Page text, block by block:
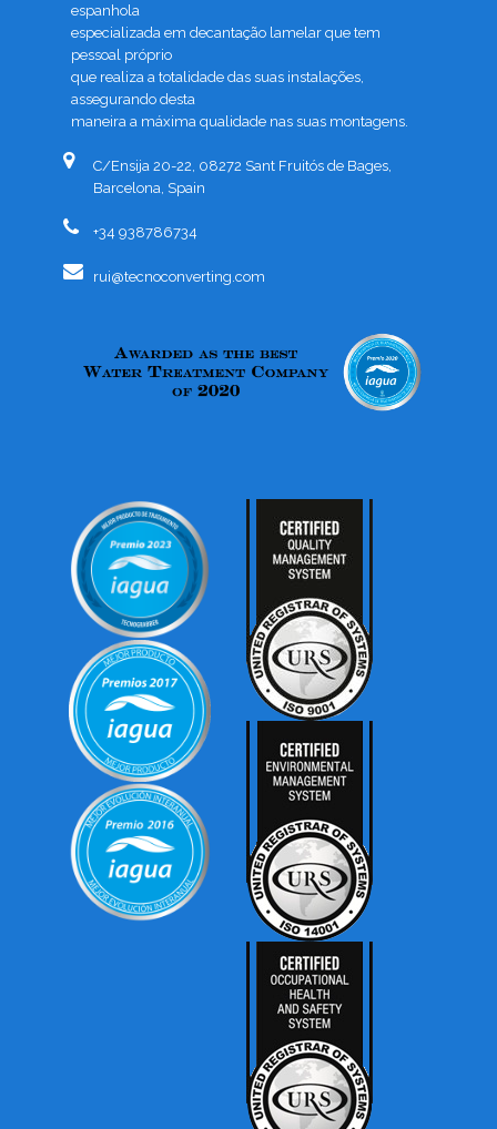
espanhola
especializada em decantação lamelar que tem
pessoal próprio
que realiza a totalidade das suas instalações,
assegurando desta
maneira a máxima qualidade nas suas montagens.
C/Ensija 20-22, 08272 Sant Fruitós de Bages,
Barcelona, Spain
+34 938786734
rui@tecnoconverting.com